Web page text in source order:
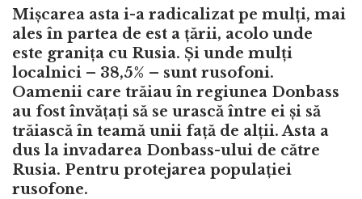
Mișcarea asta i-a radicalizat pe mulți, mai
ales în partea de est a țării, acolo unde
este granița cu Rusia. Și unde mulți
localnici – 38,5% – sunt rusofoni.
Oamenii care trăiau în regiunea Donbass
au fost învățați să se urască între ei și să
trăiască în teamă unii față de alții. Asta a
dus la invadarea Donbass-ului de către
Rusia. Pentru protejarea populației
rusofone.